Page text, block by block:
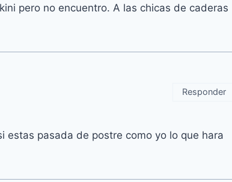
pero no encuentro. A las chicas de caderas
estas pasada de postre como yo lo que hara
Responder